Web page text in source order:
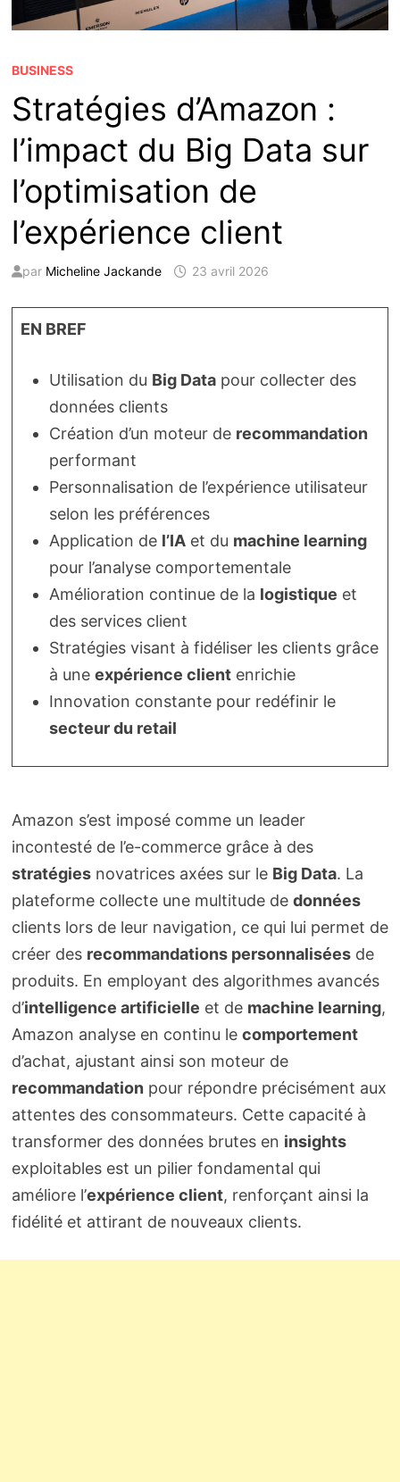
BUSINESS
Stratégies d’Amazon :
l’impact du Big Data sur
l’optimisation de
l’expérience client
par Micheline Jackande 23 avril 2026
EN BREF
Utilisation du Big Datapour collecter des
données clients
Création d’un moteur de recommandation
performant
Personnalisation de l’expérience utilisateur
selon les préférences
Application de l’IAet du machine learning
pour l’analyse comportementale
Amélioration continue de la logistique et
des services client
Stratégies visant à fidéliser les clients grâce
à une expérience clientenrichie
Innovation constante pour redéfinir le
secteur du retail
Amazon s’est imposé comme un leader
incontesté de l’e-commerce grâce à des
stratégiesnovatrices axées sur le Big Data. La
plateforme collecte une multitude de données
clients lors de leur navigation, ce qui lui permet de
créer des recommandations personnaliséesde
produits. En employant des algorithmes avancés
d’intelligence artificielle et de machine learning,
Amazon analyse en continu le comportement
d’achat, ajustant ainsi son moteur de
recommandation pour répondre précisément aux
attentes des consommateurs. Cette capacité à
transformer des données brutes en insights
exploitables est un pilier fondamental qui
améliore l’expérience client, renforçant ainsi la
fidélité et attirant de nouveaux clients.